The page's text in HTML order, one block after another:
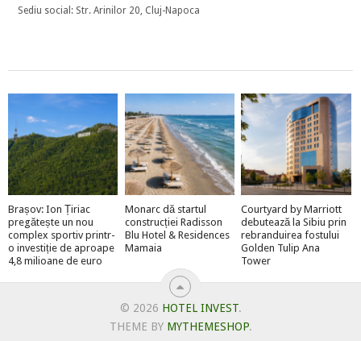
Sediu social: Str. Arinilor 20, Cluj-Napoca
Brașov: Ion Țiriac
pregătește un nou
complex sportiv printr-
o investiție de aproape
4,8 milioane de euro
Monarc dă startul
construcției Radisson
Blu Hotel & Residences
Mamaia
Courtyard by Marriott
debutează la Sibiu prin
rebranduirea fostului
Golden Tulip Ana
Tower
© 2026 HOTEL INVEST.
THEME BY MYTHEMESHOP.